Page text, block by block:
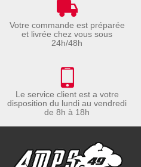
Votre commande est préparée
et livrée chez vous sous
24h/48h
Le service client est a votre
disposition du lundi au vendredi
de 8h à 18h